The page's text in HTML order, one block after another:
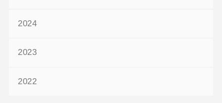
2024
2023
2022